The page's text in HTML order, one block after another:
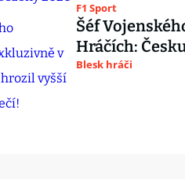
F1 Sport
Šéf
Hráčích:
Blesk hráči